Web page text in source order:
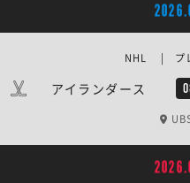
アイランダース
NHL | プレ